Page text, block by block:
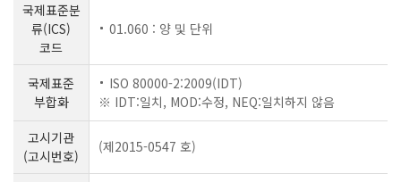
국제표준분
류(ICS)
코드
01.060 : 양 및 단위
국제표준
부합화
ISO 80000-2:2009(IDT)
※ IDT:일치, MOD:수정, NEQ:일치하지 않음
고시기관
(고시번호)
(제2015-0547 호)